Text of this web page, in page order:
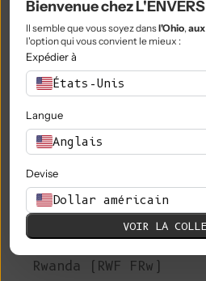
Îles Pitcairn (NZD $)
Pologne (PLN zł)
Portugal (EUR €)
Réunion (EUR €)
Roumanie (RON Lei)
Russie (EUR €)
Rwanda (RWF FRw)
Bienvenue chez L'ENVERS
Il semble que vous soyez dansl'Ohio,
l'option qui vous convient le mieux :
Expédier à
États-Unis
Langue
Anglais
Devise
Dollar américain
VOIR LA